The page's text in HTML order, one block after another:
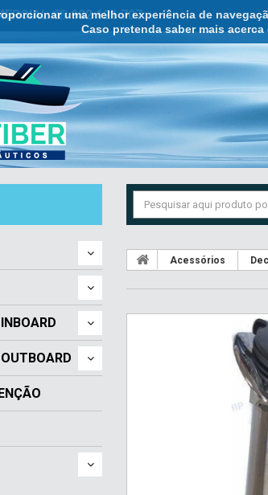
uma melhor experiência de
Caso pretenda saber mais
☏ 932 121 707
Acessórios